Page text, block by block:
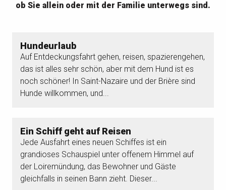
ob Sie allein oder mit der Familie unterwegs sind.
Hundeurlaub
Auf Entdeckungsfahrt gehen, reisen, spazierengehen,
das ist alles sehr schön, aber mit dem Hund ist es
noch schöner! In Saint-Nazaire und der Brière sind
Hunde willkommen, und...
Ein Schiff geht auf Reisen
Jede Ausfahrt eines neuen Schiffes ist ein
grandioses Schauspiel unter offenem Himmel auf
der Loiremündung, das Bewohner und Gäste
gleichfalls in seinen Bann zieht. Dieser...